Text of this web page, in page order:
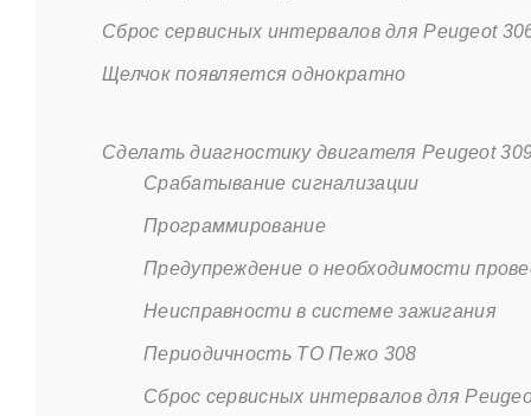
Сброс сервисных интервалов для Peugeot
Щелчок появляется однократно
Сделать диагностику двигателя Peugeot
Срабатывание сигнализации
Программирование
Предупреждение о необходимости
Неисправности в системе зажигания
Периодичность ТО Пежо 308
Сброс сервисных интервалов для